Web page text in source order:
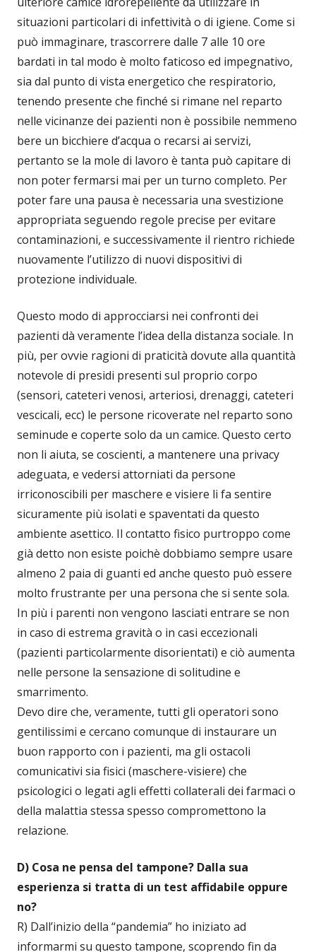
situazioni particolari di infettività o di igiene. Come si
può immaginare, trascorrere dalle 7 alle 10 ore
bardati in tal modo è molto faticoso ed impegnativo,
sia dal punto di vista energetico che respiratorio,
tenendo presente che finché si rimane nel reparto
nelle vicinanze dei pazienti non è possibile nemmeno
bere un bicchiere d’acqua o recarsi ai servizi,
pertanto se la mole di lavoro è tanta può capitare di
non poter fermarsi mai per un turno completo. Per
poter fare una pausa è necessaria una svestizione
appropriata seguendo regole precise per evitare
contaminazioni, e successivamente il rientro richiede
nuovamente l’utilizzo di nuovi dispositivi di
protezione individuale.
Questo modo di approcciarsi nei confronti dei
pazienti dà veramente l’idea della distanza sociale. In
più, per ovvie ragioni di praticità dovute alla quantità
notevole di presidi presenti sul proprio corpo
(sensori, cateteri venosi, arteriosi, drenaggi, cateteri
vescicali, ecc) le persone ricoverate nel reparto sono
seminude e coperte solo da un camice. Questo certo
non li aiuta, se coscienti, a mantenere una privacy
adeguata, e vedersi attorniati da persone
irriconoscibili per maschere e visiere li fa sentire
sicuramente più isolati e spaventati da questo
ambiente asettico. Il contatto fisico purtroppo come
già detto non esiste poichè dobbiamo sempre usare
almeno 2 paia di guanti ed anche questo può essere
molto frustrante per una persona che si sente sola.
In più i parenti non vengono lasciati entrare se non
in caso di estrema gravità o in casi eccezionali
(pazienti particolarmente disorientati) e ciò aumenta
nelle persone la sensazione di solitudine e
smarrimento.
Devo dire che, veramente, tutti gli operatori sono
gentilissimi e cercano comunque di instaurare un
buon rapporto con i pazienti, ma gli ostacoli
comunicativi sia fisici (maschere-visiere) che
psicologici o legati agli effetti collaterali dei farmaci o
della malattia stessa spesso compromettono la
relazione.
D) Cosa ne pensa del tampone? Dalla sua
esperienza si tratta di un test affidabile oppure
no?
R) Dall’inizio della “pandemia” ho iniziato ad
informarmi su questo tampone, scoprendo fin da